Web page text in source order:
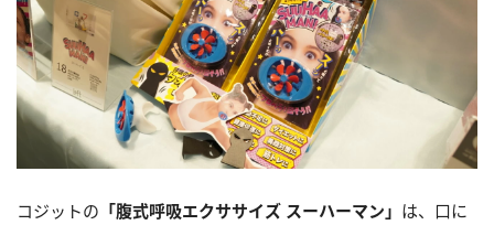
コジットの 「腹式呼吸エクササイズ スーハーマン」 は、口に